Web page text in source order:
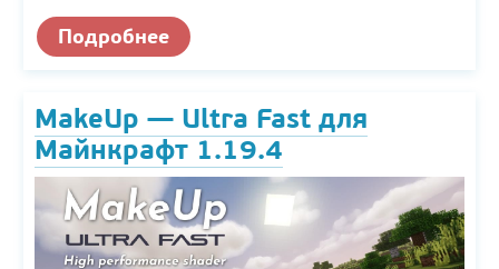
Подробнее
MakeUp — Ultra Fast для
Майнкрафт 1.19.4